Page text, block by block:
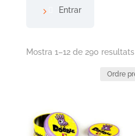
Entrar
Mostra 1–12 de 290 resultats